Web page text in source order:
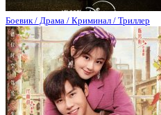
Боевик / Драма / Криминал / Триллер